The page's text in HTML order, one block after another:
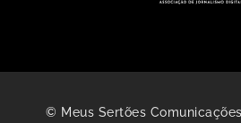
© Meus Sertões